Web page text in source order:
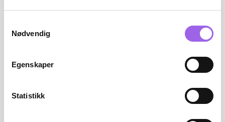
Nødvendig
Egenskaper
Statistikk